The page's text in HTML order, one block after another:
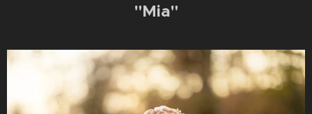
"Mia"